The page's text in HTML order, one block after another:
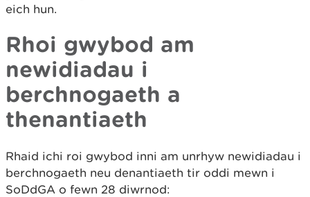
eich hun.
Rhoi gwybod am
newidiadau i
berchnogaeth a
thenantiaeth
Rhaid ichi roi gwybod inni am unrhyw newidiadau i
berchnogaeth neu denantiaeth tir oddi mewn i
SoDdGA o fewn 28 diwrnod: